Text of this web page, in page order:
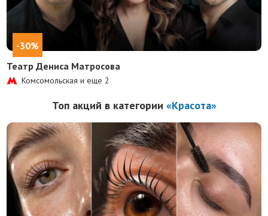
-30%
Театр Дениса Матросова
Комсомольская и еще2
Топ акций в категории «Красота»